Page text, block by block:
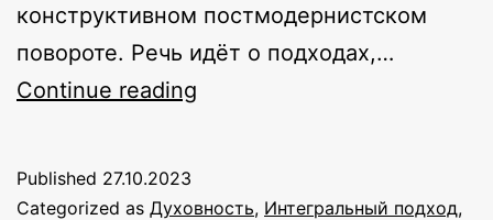
конструктивном постмодернистском
повороте. Речь идёт о подходах,…
Continue reading
продолжает
Published 27.10.2023
Categorized as Духовность, Интегральный подход,